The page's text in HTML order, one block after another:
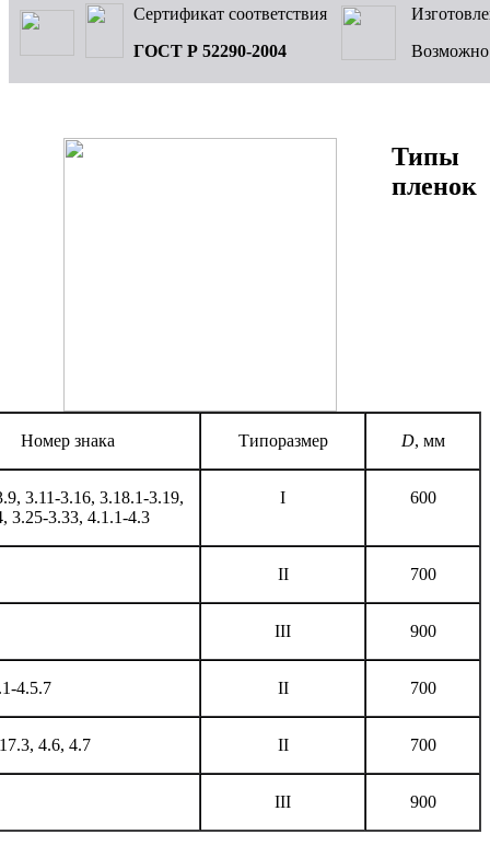
Сертификат соответствия
ГОСТ Р 52290-2004
Номер знака Типоразмер D, мм
3.11-3.16, 3.18.1-3.19,
3.25-3.33, 4.1.1-4.3
I 600
II 700
III 900
4.5.7 II 700
4.6, 4.7 II 700
III 900
Типы
пленок